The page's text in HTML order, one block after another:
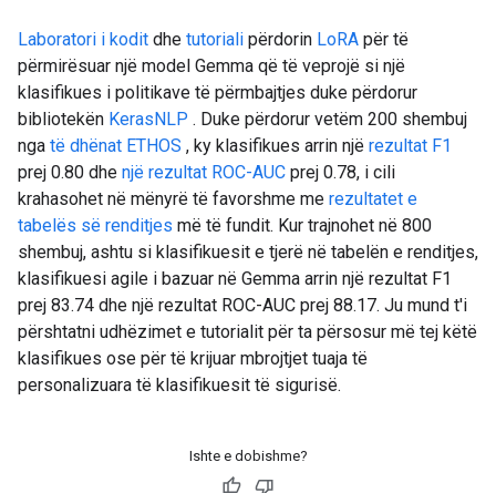
Laboratori i kodit dhe tutoriali përdorin LoRA për të
përmirësuar një model Gemma që të veprojë si një
klasifikues i politikave të përmbajtjes duke përdorur
bibliotekën KerasNLP . Duke përdorur vetëm 200 shembuj
nga të dhënat ETHOS , ky klasifikues arrin një rezultat F1
prej 0.80 dhe një rezultat ROC-AUC prej 0.78, i cili
krahasohet në mënyrë të favorshme me rezultatet e
tabelës së renditjes më të fundit. Kur trajnohet në 800
shembuj, ashtu si klasifikuesit e tjerë në tabelën e renditjes,
klasifikuesi agile i bazuar në Gemma arrin një rezultat F1
prej 83.74 dhe një rezultat ROC-AUC prej 88.17. Ju mund t'i
përshtatni udhëzimet e tutorialit për ta përsosur më tej këtë
klasifikues ose për të krijuar mbrojtjet tuaja të
personalizuara të klasifikuesit të sigurisë.
Ishte e dobishme?